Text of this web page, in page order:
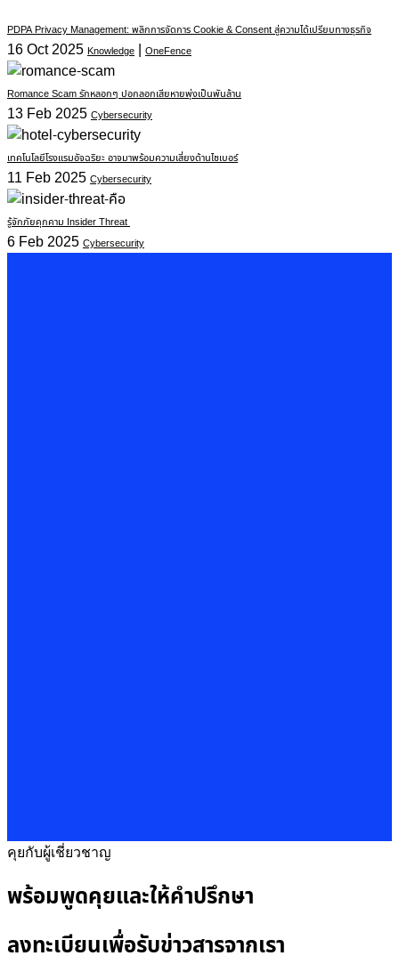
PDPA Privacy Management: พลิกการจัดการ Cookie & Consent สู่ความได้เปรียบทางธุรกิจ
16 Oct 2025 Knowledge | OneFence
Romance Scam รักหลอกๆ ปอกลอกเสียหายพุ่งเป็นพันล้าน
13 Feb 2025 Cybersecurity
เทคโนโลยีโรงแรมอัจฉริยะ อาจมาพร้อมความเสี่ยงด้านไซเบอร์
11 Feb 2025 Cybersecurity
รู้จักภัยคุกคาม Insider Threat
6 Feb 2025 Cybersecurity
คุยกับผู้เชี่ยวชาญ
พร้อมพูดคุยและให้คำปรึกษา
ลงทะเบียนเพื่อรับข่าวสารจากเรา